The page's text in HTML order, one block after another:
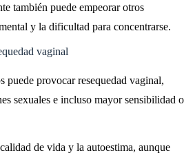
también puede empeorar otros
y la dificultad para concentrarse.
vaginal
puede provocar resequedad vaginal,
sexuales e incluso mayor sensibilidad o
de vida y la autoestima, aunque